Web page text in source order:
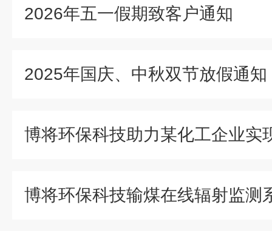
2026年五一假期致客户通知
2025年国庆、中秋双节放假通知